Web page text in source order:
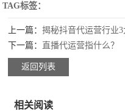
TAG标签：
上一篇：揭秘抖音代运营行业3
下一篇：
直播代运营指什么？
返回列表
相关阅读